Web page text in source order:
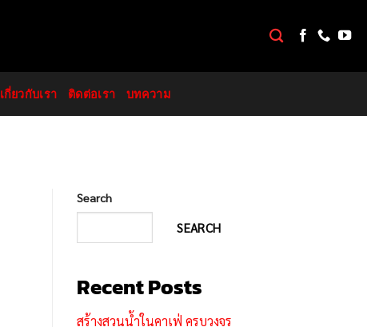
เกี่ยวกับเรา ติดต่อเรา บทความ
Search
SEARCH
Recent Posts
สร้างสวนน้ำในคาเฟ่ ครบวงจร